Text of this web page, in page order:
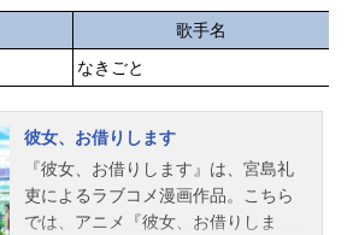
弥：梅田修一朗木ノ内太緒：寺島惇
太百目鬼潜：矢田悠祐蜂乃屋凪：坂
田将吾白光糖衣：榊原優希白光琉
衣：小松昌平棗夜鷹：光富崇雄夜半
子タろ：堀江瞬笛吹也千代：天﨑滉
平雁金朔次郎：古川慎北片生行：戸
谷菊之介岩渕ダニエル比呂士：小林
親弘天元虎晴：吾妻奎太楪琴之
丞：...
るが…？タイプの違う魅力MAXなギ
ャル二人とオタク男子が、趣味を通
して惹かれ合い関係性を深めていく
ラブコメディ！はたして、オタクに
優しいギャルはいるのか！？作品名
オタクに優しいギャルはいない!?放
送形態TVアニメスケジュール2026年
4月8日（水）～2026年6月24日
歌手名
なきごと
彼女、お借りします
『彼女、お借りします』は、宮島礼
吏によるラブコメ漫画作品。こちら
では、アニメ『彼女、お借りしま